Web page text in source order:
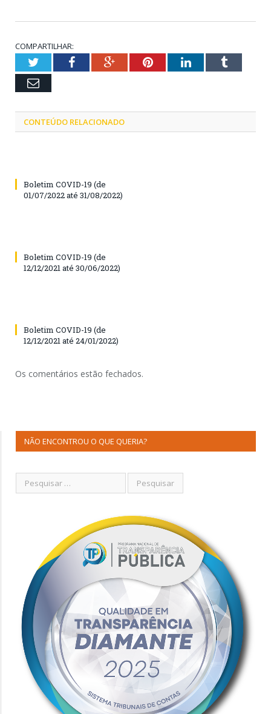
COMPARTILHAR:
TwitterFacebookGoogle+PinterestLinkedInTumblr
Email
CONTEÚDO RELACIONADO
Boletim COVID-19 (de
01/07/2022 até 31/08/2022)
Boletim COVID-19 (de
12/12/2021 até 30/06/2022)
Boletim COVID-19 (de
12/12/2021 até 24/01/2022)
Os comentários estão fechados.
NÃO ENCONTROU O QUE QUERIA?